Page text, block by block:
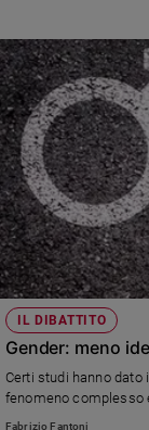
IL DIBATTITO
Gender: meno
Certi studi hanno
fenomeno complesso
Fabrizio Fantoni